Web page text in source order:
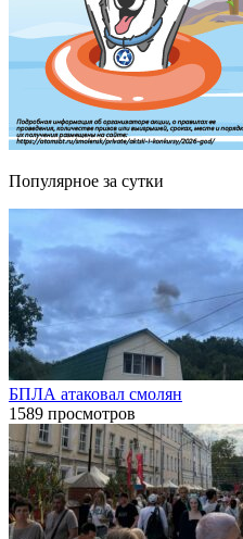
Популярное за сутки
БПЛА атаковал смолян
1589 просмотров